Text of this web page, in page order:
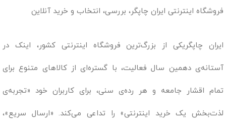
فروشگاه اینترنتی ایران چاپگر، بررسی، انتخاب و خرید آنلاین
ایران چاپگریکی از بزرگ‌ترین فروشگاه اینترنتی کشور، اینک در
آستانه‌ی دهمین سال فعالیت، با گستره‌ای از کالاهای متنوع برای
تمام اقشار جامعه و هر رده‌ی سنی، برای کاربران خود «تجربه‌ی
لذت‌بخش یک خرید اینترنتی» را تداعی می‌کند. «ارسال سریع»،